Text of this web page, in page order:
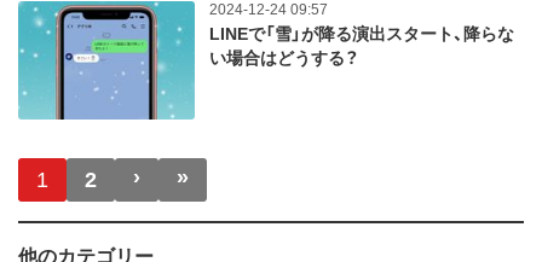
2024-12-24 09:57
LINEで「雪」が降る演出スタート、降らな
い場合はどうする？
ページ送り
1 2 › 次ページ
»最終ページ
他のカテゴリー